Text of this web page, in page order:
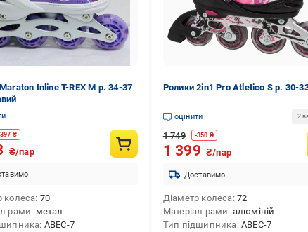
Inline T-REX М р. 34-37
397 ₴
₴/пар
колеса 70
рами
метал
ABEC-7
Ролики 2in1 Pro Atletico S р. 30-
оцінити 2
1 749 -350 ₴
1 399 ₴/пар
Доставимо
Діаметр колеса 72
Матеріал рами алюміній
Тип підшипника ABEC-7